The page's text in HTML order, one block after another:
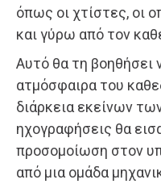
όπως οι χτίστες, οι
και γύρω από τον
Αυτό θα τη βοηθήσει
ατμόσφαιρα του
διάρκεια εκείνων
ηχογραφήσεις θα
προσομοίωση στον
από μια ομάδα